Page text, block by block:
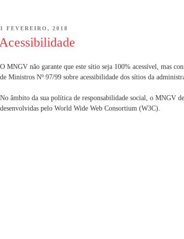
POSTED
1 FEVEREIRO, 2018
O MNGV não garante que este sítio seja 100% acessível, mas
de Ministros Nº 97/99 sobre acessibilidade dos sítios da
No âmbito da sua política de responsabilidade social, o MNGV
desenvolvidas pelo World Wide Web Consortium (W3C).